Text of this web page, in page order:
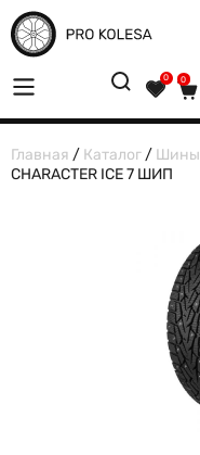
0 0
Главная / Каталог / Шины
CHARACTER ICE 7 ШИП